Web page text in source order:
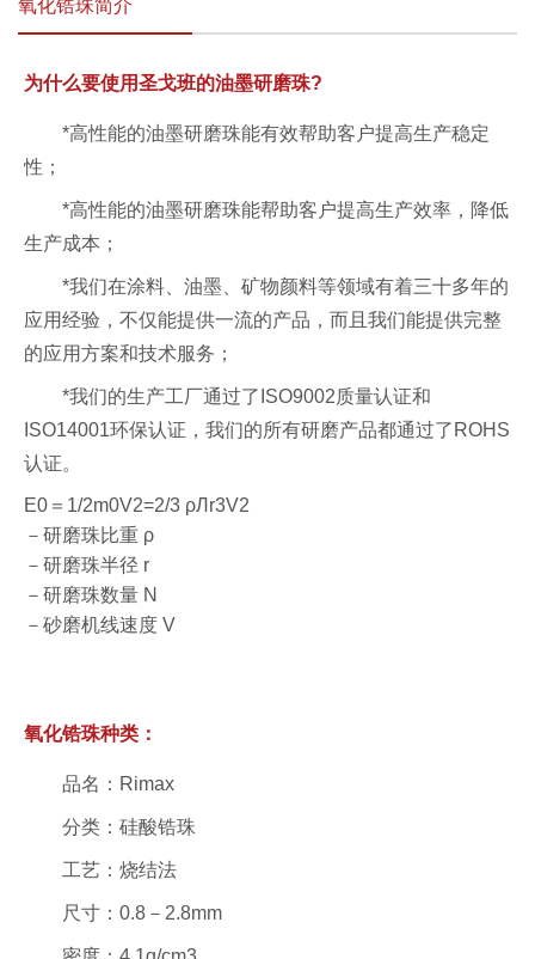
氧化锆珠简介
为什么要使用圣戈班的油墨研磨珠?
*高性能的油墨研磨珠能有效帮助客户提高生产稳定
性；
*高性能的油墨研磨珠能帮助客户提高生产效率，降低
生产成本；
*我们在涂料、油墨、矿物颜料等领域有着三十多年的
应用经验，不仅能提供一流的产品，而且我们能提供完整
的应用方案和技术服务；
*我们的生产工厂通过了ISO9002质量认证和
ISO14001环保认证，我们的所有研磨产品都通过了ROHS
认证。
E0＝1/2m0V2=2/3 ρЛr3V2
－研磨珠比重 ρ
－研磨珠半径 r
－研磨珠数量 N
－砂磨机线速度 V
氧化锆珠种类：
品名：Rimax
分类：硅酸锆珠
工艺：烧结法
尺寸：0.8－2.8mm